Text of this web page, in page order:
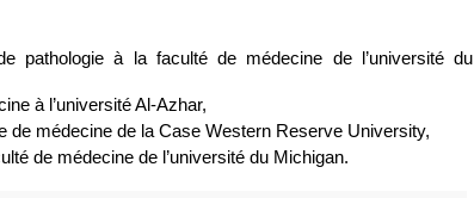
pathologie à la faculté de médecine de l’université du
à l’université Al-Azhar,
de médecine de la Case Western Reserve University,
de médecine de l’université du Michigan.